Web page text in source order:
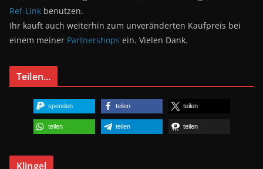
Ref-Link benutzen.
Ihr kauft auch weiterhin zum unveränderten Kaufpreis bei
einem meiner Partnershops ein. Vielen Dank.
Teilen...
spenden teilen teilen
teilen teilen teilen
Klingel